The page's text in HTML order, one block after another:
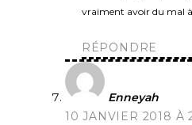
vraiment avoir du mal
RÉPONDRE
Enneyah
10 JANVIER 2018 À